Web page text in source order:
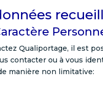
Qualiportage, il est
contacter ou à vous
manière non limitative: